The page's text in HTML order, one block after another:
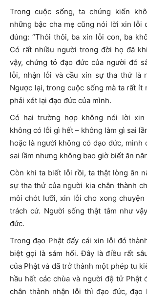
Trong cuộc sống, ta chứng kiến
những bậc cha mẹ cũng nói lời xin lỗi
đúng: “Thôi thôi, ba xin lỗi con, ba
Có rất nhiều người trong đời họ đã
vậy, chứng tỏ đạo đức của người đó
lỗi, nhận lỗi và cầu xin sự tha thứ là
Ngược lại, trong cuộc sống mà ta rất
phải xét lại đạo đức của mình.
Có hai trường hợp không nói lời
không có lỗi gì hết – không làm gì sai
hoặc là người không có đạo đức, mình
sai lầm nhưng không bao giờ biết ăn
Còn khi ta biết lỗi rồi, ta thật lòng ăn
sự tha thứ của người kia chân thành
môi chót lưỡi, xin lỗi cho xong
trách cứ. Người sống thật tâm như
đức.
Trong đạo Phật đẩy cái xin lỗi đó
biệt gọi là sám hối. Đây là điều rất
của Phật và đã trở thành một phép tu
hầu hết các chùa và người đệ tử Phật
chân thành nhận lỗi thì đạo đức, đạo